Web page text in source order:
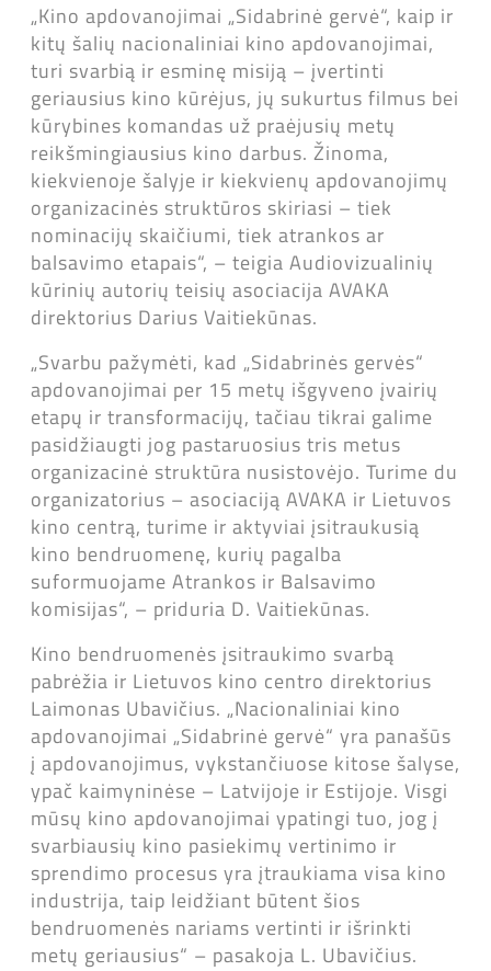
„Kino apdovanojimai „Sidabrinė gervė“, kaip ir
kitų šalių nacionaliniai kino apdovanojimai,
turi svarbią ir esminę misiją – įvertinti
geriausius kino kūrėjus, jų sukurtus filmus bei
kūrybines komandas už praėjusių metų
reikšmingiausius kino darbus. Žinoma,
kiekvienoje šalyje ir kiekvienų apdovanojimų
organizacinės struktūros skiriasi – tiek
nominacijų skaičiumi, tiek atrankos ar
balsavimo etapais“, – teigia Audiovizualinių
kūrinių autorių teisių asociacija AVAKA
direktorius Darius Vaitiekūnas.
„Svarbu pažymėti, kad „Sidabrinės gervės“
apdovanojimai per 15 metų išgyveno įvairių
etapų ir transformacijų, tačiau tikrai galime
pasidžiaugti jog pastaruosius tris metus
organizacinė struktūra nusistovėjo. Turime du
organizatorius – asociaciją AVAKA ir Lietuvos
kino centrą, turime ir aktyviai įsitraukusią
kino bendruomenę, kurių pagalba
suformuojame Atrankos ir Balsavimo
komisijas“, – priduria D. Vaitiekūnas.
Kino bendruomenės įsitraukimo svarbą
pabrėžia ir Lietuvos kino centro direktorius
Laimonas Ubavičius. „Nacionaliniai kino
apdovanojimai „Sidabrinė gervė“ yra panašūs
į apdovanojimus, vykstančiuose kitose šalyse,
ypač kaimyninėse – Latvijoje ir Estijoje. Visgi
mūsų kino apdovanojimai ypatingi tuo, jog į
svarbiausių kino pasiekimų vertinimo ir
sprendimo procesus yra įtraukiama visa kino
industrija, taip leidžiant būtent šios
bendruomenės nariams vertinti ir išrinkti
metų geriausius“ – pasakoja L. Ubavičius.